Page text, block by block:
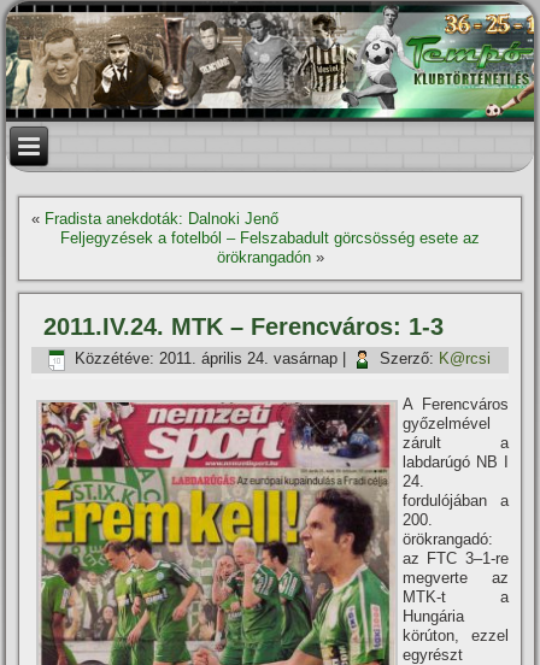
« Fradista anekdoták: Dalnoki Jenő
Feljegyzések a fotelból – Felszabadult görcsösség esete az
örökrangadón»
2011.IV.24. MTK – Ferencváros: 1-3
Közzétéve: 2011. április 24. vasárnap Szerző: K@rcsi
A Ferencváros
győzelmével
zárult a
labdarúgó NB I
24.
fordulójában a
200.
örökrangadó:
az FTC 3–1-re
megverte az
MTK-t a
Hungária
körúton, ezzel
egyrészt